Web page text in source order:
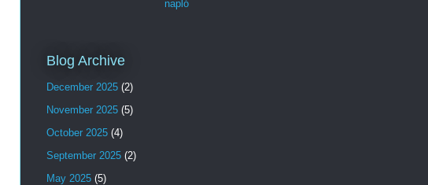
napló
Blog Archive
December 2025 (2)
November 2025 (5)
October 2025 (4)
September 2025 (2)
May 2025 (5)